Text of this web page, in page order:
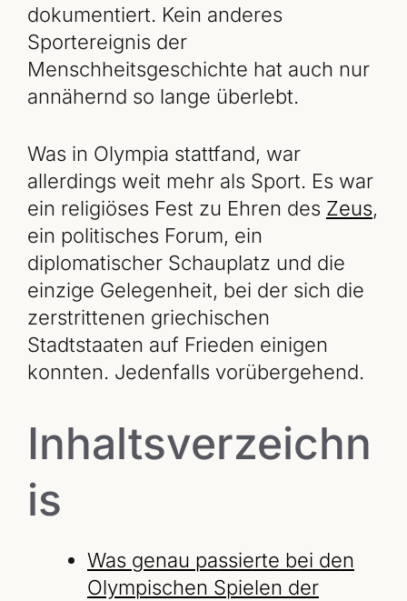
dokumentiert. Kein anderes
Sportereignis der
Menschheitsgeschichte hat auch nur
annähernd so lange überlebt.
Was in Olympia stattfand, war
allerdings weit mehr als Sport. Es war
ein religiöses Fest zu Ehren des Zeus,
ein politisches Forum, ein
diplomatischer Schauplatz und die
einzige Gelegenheit, bei der sich die
zerstrittenen griechischen
Stadtstaaten auf Frieden einigen
konnten. Jedenfalls vorübergehend.
Inhaltsverzeichn
is
Was genau passierte bei den
Olympischen Spielen der